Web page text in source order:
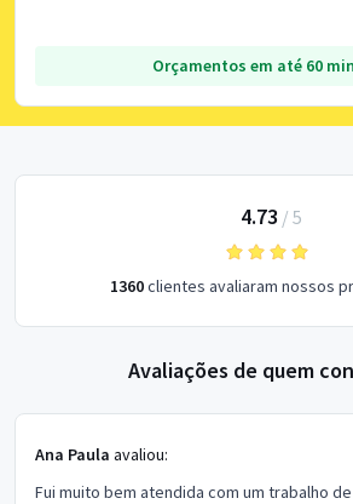
Orçamentos em até 60
4.73 / 5
1360clientes avaliaram nossos
Avaliações de quem
Ana Paula avaliou:
Fui muito bem atendida com um trabalho de